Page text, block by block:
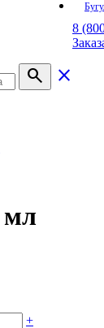
8
search
close
+